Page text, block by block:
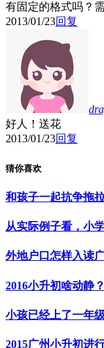
有固定的格式吗？
2013/01/23回复
好人！送花
2013/01/23回复
猜你喜欢
和孩子一起抗争拖
从实际例子看，小
外地户口怎样入读
2016小升初啥动静？
小孩已经上了一年
2015广州小升初进